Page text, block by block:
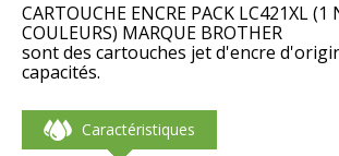
CARTOUCHE ENCRE PACK LC421XL (1
COULEURS) MARQUE BROTHER
sont des cartouches jet d'encre
capacités.
Caractéristiques